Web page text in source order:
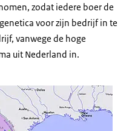
zodat iedere boer de
voor zijn bedrijf in te
vanwege de hoge
uit Nederland in.